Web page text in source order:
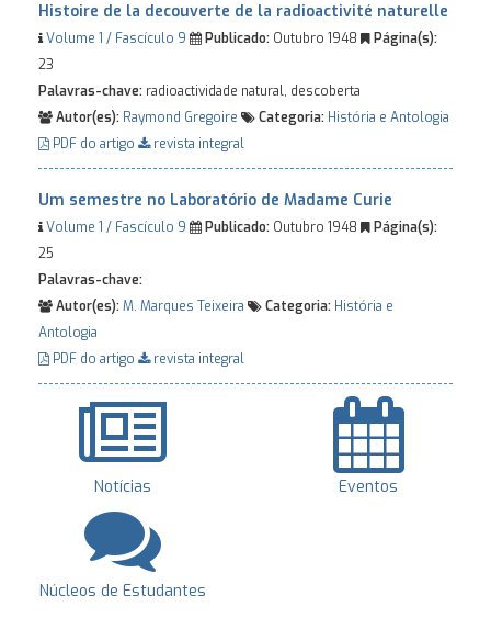
Histoire de la decouverte de la radioactivité naturelle
Volume 1 / Fascículo 9 Publicado: Outubro 1948
Página(s):
23
Palavras-chave: radioactividade natural, descoberta
Autor(es): Raymond Gregoire Categoria: História e Antologia
PDF do artigo
revista integral
Um semestre no Laboratório de Madame Curie
Volume 1 / Fascículo 9 Publicado: Outubro 1948
Página(s):
25
Palavras-chave:
Autor(es):M. Marques Teixeira Categoria: História e
Antologia
PDF do artigo
revista integral
Notícias Eventos
Núcleos de Estudantes